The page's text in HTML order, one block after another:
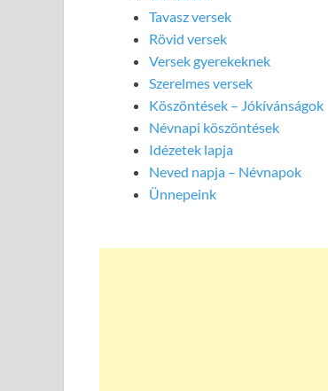
Tavasz versek
Rövid versek
Versek gyerekeknek
Szerelmes versek
Köszöntések – Jókívánságok
Névnapi köszöntések
Idézetek lapja
Neved napja – Névnapok
Ünnepeink